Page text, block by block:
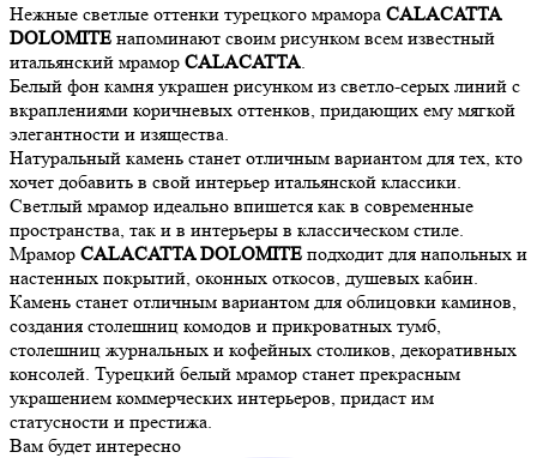
Нежные светлые оттенки турецкого мрамора CALACATTA
DOLOMITE напоминают своим рисунком всем известный
итальянский мрамор CALACATTA.
Белый фон камня украшен рисунком из светло-серых линий с
вкраплениями коричневых оттенков, придающих ему мягкой
элегантности и изящества.
Натуральный камень станет отличным вариантом для тех, кто
хочет добавить в свой интерьер итальянской классики.
Cветлый мрамор идеально впишется как в современные
пространства, так и в интерьеры в классическом стиле.
Мрамор CALACATTA DOLOMITE подходит для напольных и
настенных покрытий, оконных откосов, душевых кабин.
Камень станет отличным вариантом для облицовки каминов,
создания столешниц комодов и прикроватных тумб,
столешниц журнальных и кофейных столиков, декоративных
консолей. Турецкий белый мрамор станет прекрасным
украшением коммерческих интерьеров, придаст им
статусности и престижа.
Вам будет интересно